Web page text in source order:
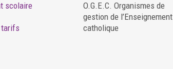
scolaire
O.G.E.C. Organismes de
gestion de l’Enseignement
catholique